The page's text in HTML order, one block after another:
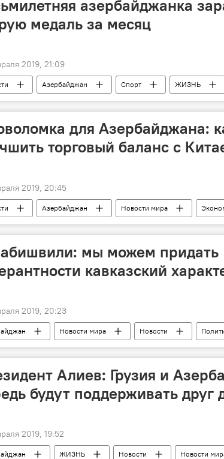
азербайджанка
медаль за месяц
2019, 21:09
Азербайджан Спорт ЖИЗНЬ
для Азербайджана:
торговый баланс с
2019, 20:45
Азербайджан Новости мира
мы можем придать
кавказский
2019, 20:23
Новости мира Новости
Алиев: Грузия и
будут поддерживать друг
2019, 19:52
ЖИЗНЬ Новости Новости